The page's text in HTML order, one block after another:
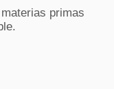
primas